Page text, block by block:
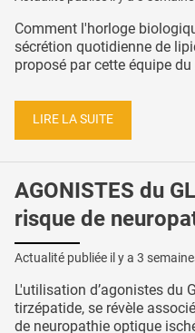
Comment l'horloge
sécrétion quotidienne de
proposé par cette équipe
LIRE LA SUITE
AGONISTES du
risque de
Actualité publiée il y a 3
L'utilisation d’agonistes du
tirzépatide, se révèle
de neuropathie optique